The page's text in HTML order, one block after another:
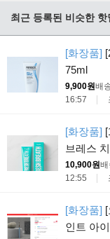
최근 등록된 비슷한 핫
[화장품]
75ml
9,900원배
16:57
[화장품]
브레스
10,900원배
12:55
[화장품]
인트 아